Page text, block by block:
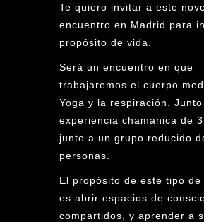
Te quiero invitar a este
encuentro en Madrid para
propósito de vida.
Será un encuentro en que
trabajaremos el cuerpo
Yoga y la respiración.
experiencia chamánica de
junto a un grupo reducido
personas.
El propósito de este tipo de
es abrir espacios de
compartidos, y aprender a